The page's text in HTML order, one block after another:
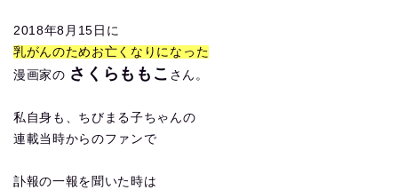
2018年8月15日に
乳がんのためお亡くなりになった
漫画家の さくらももこ さん。
私自身も、ちびまる子ちゃんの
連載当時からのファンで
訃報の一報を聞いた時は